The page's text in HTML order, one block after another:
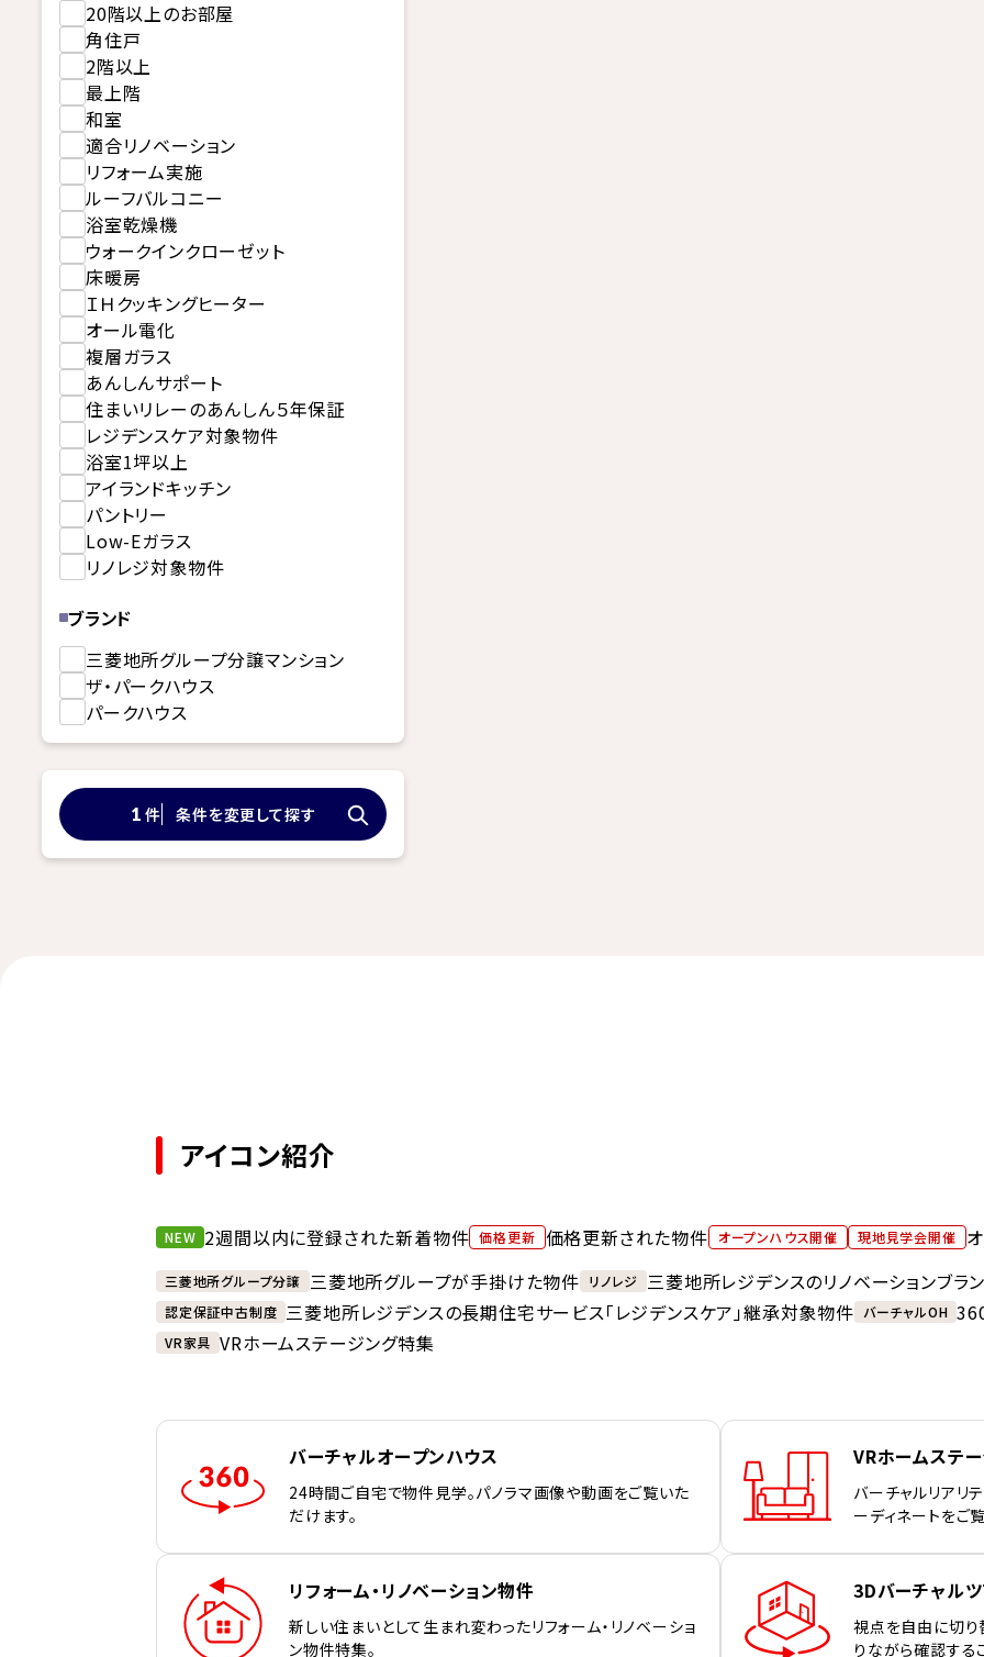
20階以上のお部屋
角住戸
2階以上
最上階
和室
適合リノベーション
リフォーム実施
ルーフバルコニー
浴室乾燥機
ウォークインクローゼット
床暖房
ＩＨクッキングヒーター
オール電化
複層ガラス
あんしんサポート
住まいリレーのあんしん５年保証
レジデンスケア対象物件
浴室1坪以上
アイランドキッチン
パントリー
Low-Eガラス
リノレジ対象物件
ブランド
三菱地所グループ分譲マンション
ザ・パークハウス
パークハウス
1 件 条件を変更して探す
アイコン紹介
NEW 2週間以内に登録された新着物件 価格更新 価格更新された物件 オープンハウス開催 現地見学会開催
三菱地所グループ分譲 三菱地所グループが手掛けた物件 リノレジ 三菱地所レジデンスのリノベーションブラ
認定保証中古制度 三菱地所レジデンスの長期住宅サービス「レジデンスケア」継承対象物件 バーチャルOH
VR家具 VRホームステージング特集
バーチャルオープンハウス
24時間ご自宅で物件見学。パノラマ画像や動画をご覧いた
だけます。
VRホームステ
バーチャルリアリ
ーディネートをご
リフォーム・リノベーション物件
新しい住まいとして生まれ変わったリフォーム・リノベーショ
ン物件特集。
3Dバーチャル
視点を自由に切り
りながら確認する